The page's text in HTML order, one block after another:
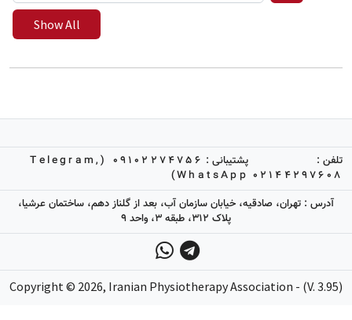
Show All
تلفن :
02144297608
پشتیبانی :
09102274756 (Telegram,
WhatsApp)
آدرس : تهران، صادقیه، خیابان سازمان آب، بعد از گلناز دهم، ساختمان عرشیا،
پلاک 312، طبقه 3، واحد 9
Copyright © 2026, Iranian Physiotherapy Association - (V. 3.95)